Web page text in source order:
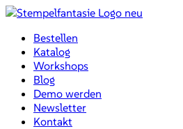
Zum
wechselnBestellen
Katalog
Workshops
Blog
Demo werden
Newsletter
Kontakt